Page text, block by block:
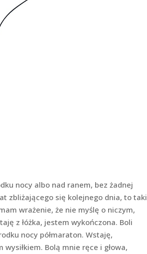
nocy albo nad ranem, bez żadnej
zbliżającego się kolejnego dnia, to taki
wrażenie, że nie myślę o niczym,
z łóżka, jestem wykończona. Boli
nocy półmaraton. Wstaję,
Bolą mnie ręce i głowa,